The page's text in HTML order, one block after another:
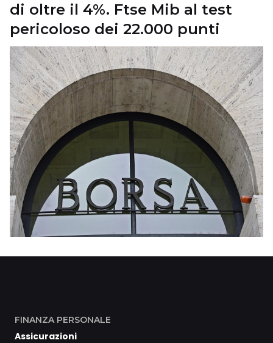
di oltre il 4%. Ftse Mib al test
pericoloso dei 22.000 punti
FINANZA PERSONALE
Assicurazioni